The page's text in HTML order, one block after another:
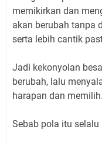
memikirkan dan
akan berubah tanpa
serta lebih cantik
Jadi kekonyolan
berubah, lalu
harapan dan
Sebab pola itu selalu